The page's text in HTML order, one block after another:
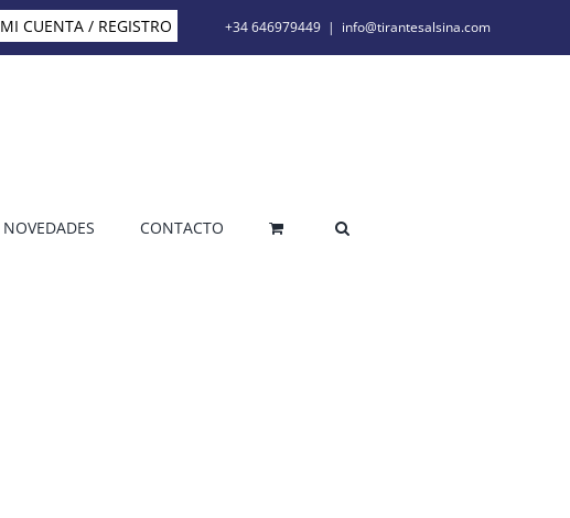
MI CUENTA / REGISTRO +34 646979449 | info@tirantesalsina.com
NOVEDADES CONTACTO